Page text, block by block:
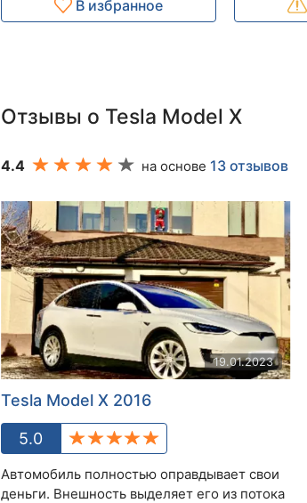
В избранное
Отзывы о Tesla Model X
4.4 на основе 13 отзывов
19.01.2023
Tesla Model X 2016
5.0
Автомобиль полностью оправдывает свои
деньги. Внешность выделяет его из потока